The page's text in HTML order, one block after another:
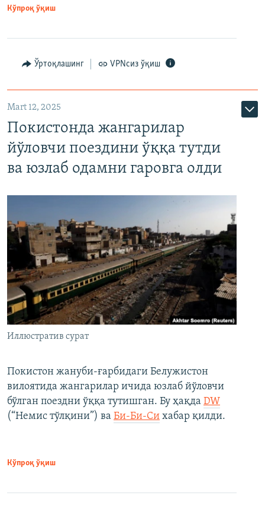
Кўпроқ ўқиш
Ўртоқлашинг VPNсиз ўқиш
Mart 12, 2025
Покистонда жангарилар
йўловчи поездини ўққа тутди
ва юзлаб одамни гаровга олди
Иллюстратив сурат
Покистон жануби-ғарбидаги Белужистон
вилоятида жангарилар ичида юзлаб йўловчи
бўлган поездни ўққа тутишган. Бу ҳақда DW
(“Немис тўлқини”) ва Би-Би-Си хабар қилди.
Кўпроқ ўқиш